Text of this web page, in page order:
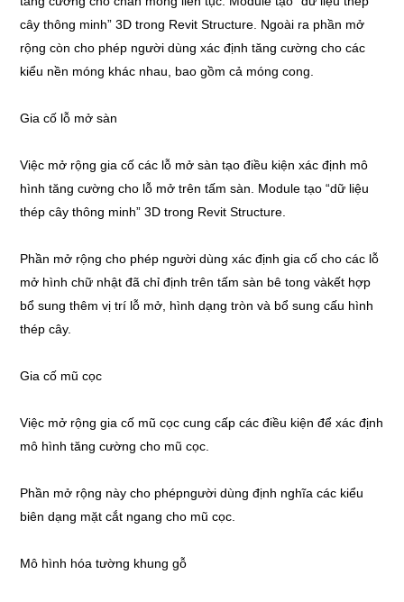
cây thông minh” 3D trong Revit Structure. Ngoài ra phần mở
rộng còn cho phép người dùng xác định tăng cường cho các
kiểu nền móng khác nhau, bao gồm cả móng cong.
Gia cố lỗ mở sàn
Việc mở rộng gia cố các lỗ mở sàn tạo điều kiện xác định mô
hình tăng cường cho lỗ mở trên tấm sàn. Module tạo “dữ liệu
thép cây thông minh” 3D trong Revit Structure.
Phần mở rộng cho phép người dùng xác định gia cố cho các lỗ
mở hình chữ nhật đã chỉ định trên tấm sàn bê tong vàkết hợp
bổ sung thêm vị trí lỗ mở, hình dạng tròn và bổ sung cấu hình
thép cây.
Gia cố mũ cọc
Việc mở rộng gia cố mũ cọc cung cấp các điều kiện để xác định
mô hình tăng cường cho mũ cọc.
Phần mở rộng này cho phépngười dùng định nghĩa các kiểu
biên dạng mặt cắt ngang cho mũ cọc.
Mô hình hóa tường khung gỗ